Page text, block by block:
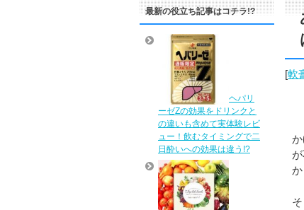
[軟
か
最新の役立ち記事はコチラ!?
ヘパリ
ーゼZの効果をドリンクと
の違いも含めて実体験レビ
ュー！飲むタイミングで二
日酔いへの効果は違う!?